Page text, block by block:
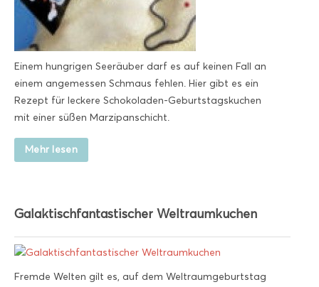
Einem hungrigen Seeräuber darf es auf keinen Fall an
einem angemessen Schmaus fehlen. Hier gibt es ein
Rezept für leckere Schokoladen-Geburtstagskuchen
mit einer süßen Marzipanschicht.
Mehr lesen
Galaktischfantastischer Weltraumkuchen
Fremde Welten gilt es, auf dem Weltraumgeburtstag